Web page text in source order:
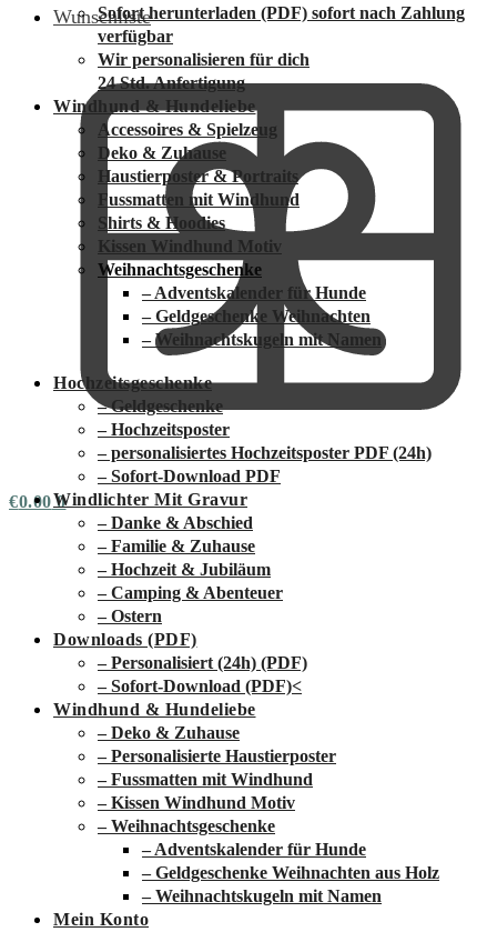
Wunschliste
€0.00 0
Sofort herunterladen (PDF) sofort nach Zahlung
verfügbar
Wir personalisieren für dich
24 Std. Anfertigung
Windhund & Hundeliebe
Accessoires & Spielzeug
Deko & Zuhause
Haustierposter & Portraits
Fussmatten mit Windhund
Shirts & Hoodies
Kissen Windhund Motiv
Weihnachtsgeschenke
– Adventskalender für Hunde
– Geldgeschenke Weihnachten
– Weihnachtskugeln mit Namen
Hochzeitsgeschenke
– Geldgeschenke
– Hochzeitsposter
– personalisiertes Hochzeitsposter PDF (24h)
– Sofort-Download PDF
Windlichter Mit Gravur
– Danke & Abschied
– Familie & Zuhause
– Hochzeit & Jubiläum
– Camping & Abenteuer
– Ostern
Downloads (PDF)
– Personalisiert (24h) (PDF)
– Sofort-Download (PDF)<
Windhund & Hundeliebe
– Deko & Zuhause
– Personalisierte Haustierposter
– Fussmatten mit Windhund
– Kissen Windhund Motiv
– Weihnachtsgeschenke
– Adventskalender für Hunde
– Geldgeschenke Weihnachten aus Holz
– Weihnachtskugeln mit Namen
Mein Konto